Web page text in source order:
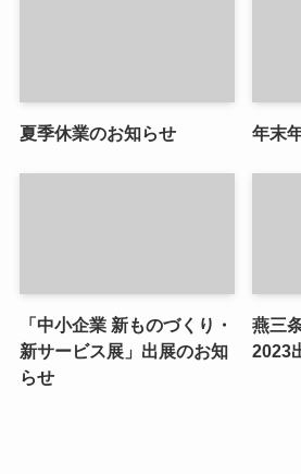
夏季休業のお知らせ 年末
「中小企業 新ものづくり・
新サービス展」出展のお知
らせ
燕三
2023